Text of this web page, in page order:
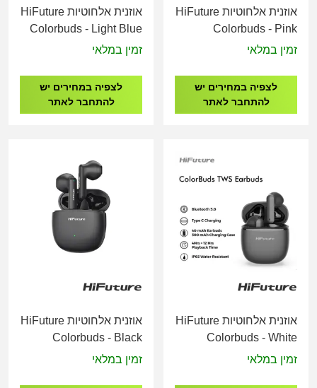
אוזנית אלחוטיות HiFuture
Colorbuds - Pink
זמין במלאי
לצפיה במחירים יש
להתחבר לאתר
אוזנית אלחוטיות HiFuture
Colorbuds - Light Blue
זמין במלאי
לצפיה במחירים יש
להתחבר לאתר
אוזנית אלחוטיות HiFuture
Colorbuds - White
זמין במלאי
אוזנית אלחוטיות HiFuture
Colorbuds - Black
זמין במלאי